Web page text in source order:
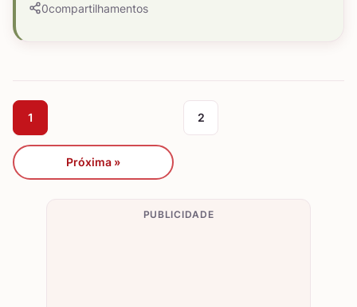
0compartilhamentos
1 2
Próxima »
PUBLICIDADE